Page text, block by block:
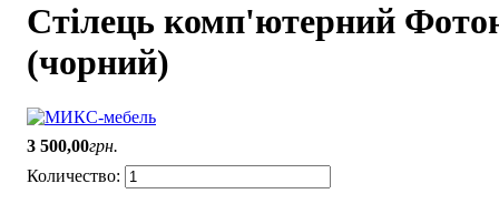
Стілець комп'ютерний
(чорний)
3 500,00грн.